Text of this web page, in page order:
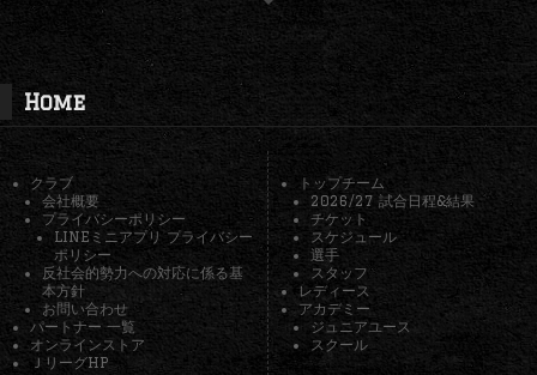
Home
クラブ
会社概要
プライバシーポリシー
LINEミニアプリ プライバシー
ポリシー
反社会的勢力への対応に係る基
本方針
お問い合わせ
パートナー 一覧
オンラインストア
ＪリーグHP
トップチーム
2026/27 試合日程&結果
チケット
スケジュール
選手
スタッフ
レディース
アカデミー
ジュニアユース
スクール